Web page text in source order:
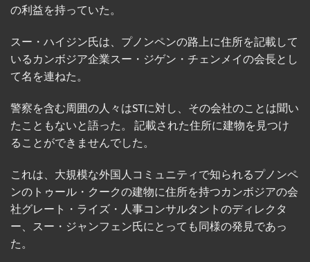
の利益を持っていた。
スー・ハイジン氏は、プノンペンの路上に住所を記載して
いるカンボジア企業スー・ジゲン・チェンメイの会長とし
て名を連ねた。
警察を含む周囲の人々はSTに対し、その会社のことは聞い
たこともないと語った。 記載された住所に建物を見つけ
ることができませんでした。
これは、大規模な外国人コミュニティで知られるプノンペ
ンのトゥール・クークの建物に住所を持つカンボジアの会
社グレート・ライズ・人事コンサルタントのディレクタ
ー、スー・ジャンフェン氏にとっても同様の発見であっ
た。